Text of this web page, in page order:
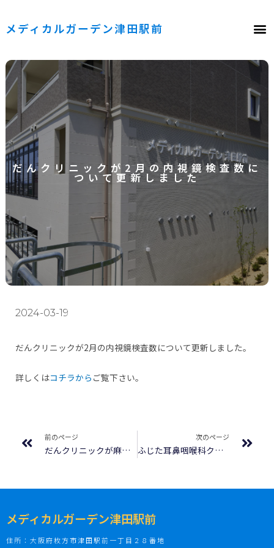
メディカルガーデン津田駅前
だんクリニックが2月の内視鏡検査数に
ついて更新しました
2024-03-19
だんクリニックが2月の内視鏡検査数について更新しました。
詳しくはコチラから ご覧下さい。
前のページ
だんクリニックが麻疹ワクチン・MRワクチン（麻疹・風疹ワクチン）について更新しました
次のページ
ふじた耳鼻咽喉科クリニックがゴールデンウィークについて公開しました
メディカルガーデン津田駅前
住所：大阪府枚方市津田駅前一丁目２８番地